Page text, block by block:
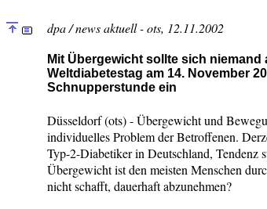
dpa / news aktuell - ots, 12.11.2002
Mit Übergewicht sollte sich niemand
Weltdiabetestag am 14. November
Schnupperstunde ein
Düsseldorf (ots) - Übergewicht und
individuelles Problem der Betroffenen.
Typ-2-Diabetiker in Deutschland, Tendenz
Übergewicht ist den meisten Menschen
nicht schafft, dauerhaft abzunehmen?